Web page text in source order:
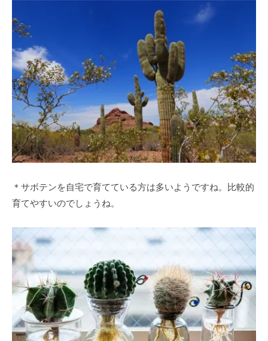
＊サボテンを自宅で育てている方は多いようですね。比較的
育てやすいのでしょうね。